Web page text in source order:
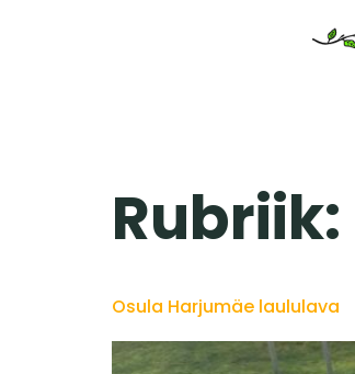
Rubriik:
Osula Harjumäe laululava